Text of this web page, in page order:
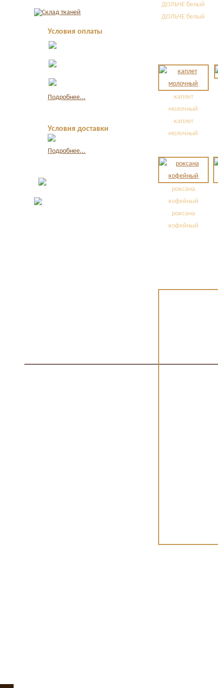
Условия оплаты
Подробнее...
Условия доставки
Подробнее...
ДОЛЬЧЕ белый
ДОЛЬЧЕ белый
каплет
молочный
каплет
молочный
роксана
кофейный
роксана
кофейный